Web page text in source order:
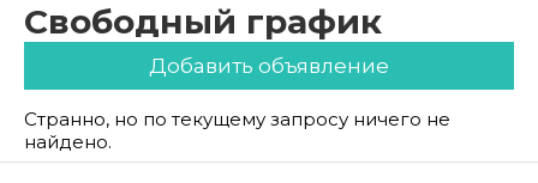
Свободный график
Добавить объявление
Странно, но по текущему запросу ничего не
найдено.